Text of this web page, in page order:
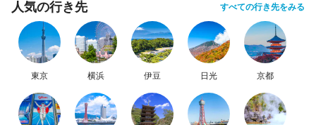
人気の行き先 すべての行き先をみる
東京 横浜 伊豆 日光 京都